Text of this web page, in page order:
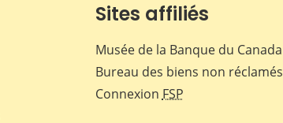
Sites affiliés
Musée de la Banque du Canada
Bureau des biens non réclamés
Connexion FSP